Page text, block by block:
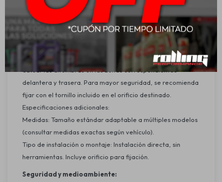
Refuerzos, acabados u otros beneficios adicionales:
Orificio en las alfombras delanteras para fijación por
tornillo, evitando desplazamientos.
Aplicación:
Ubicar las alfombras en las zonas correspondientes
delantera y trasera. Para mayor seguridad, se recomienda
fijar con el tornillo incluido en el orificio destinado.
Especificaciones adicionales:
Medidas: Tamaño estándar adaptable a múltiples modelos
(consultar medidas exactas según vehículo).
Tipo de instalación o montaje: Instalación directa, sin
herramientas. Incluye orificio para fijación.
Seguridad y medioambiente: